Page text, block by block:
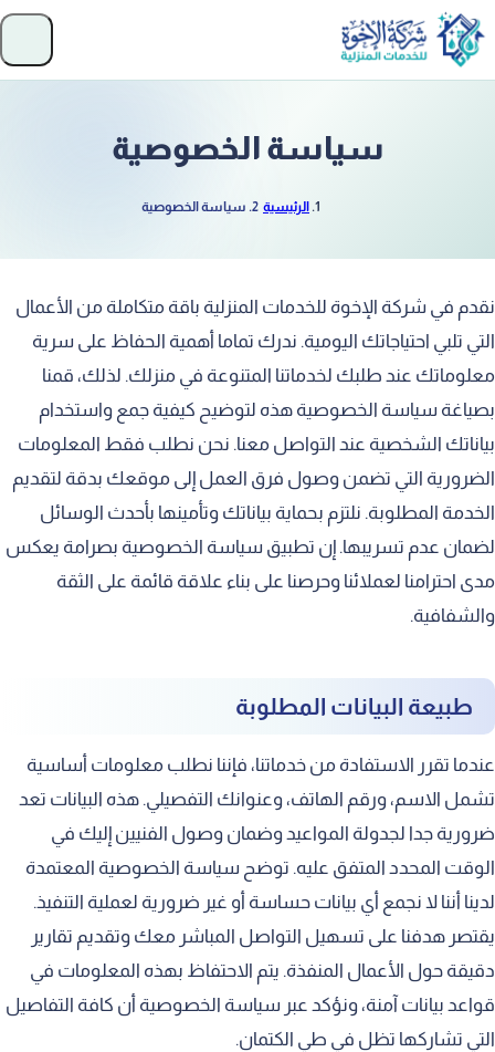
تخطَّ إلى المحتوى
سياسة الخصوصية
الرئيسية سياسة الخصوصية
نقدم في شركة الإخوة للخدمات المنزلية باقة متكاملة من الأعمال
التي تلبي احتياجاتك اليومية. ندرك تماما أهمية الحفاظ على سرية
معلوماتك عند طلبك لخدماتنا المتنوعة في منزلك. لذلك، قمنا
بصياغة سياسة الخصوصية هذه لتوضيح كيفية جمع واستخدام
بياناتك الشخصية عند التواصل معنا. نحن نطلب فقط المعلومات
الضرورية التي تضمن وصول فرق العمل إلى موقعك بدقة لتقديم
الخدمة المطلوبة. نلتزم بحماية بياناتك وتأمينها بأحدث الوسائل
لضمان عدم تسريبها. إن تطبيق سياسة الخصوصية بصرامة يعكس
مدى احترامنا لعملائنا وحرصنا على بناء علاقة قائمة على الثقة
والشفافية.
طبيعة البيانات المطلوبة
عندما تقرر الاستفادة من خدماتنا، فإننا نطلب معلومات أساسية
تشمل الاسم، ورقم الهاتف، وعنوانك التفصيلي. هذه البيانات تعد
ضرورية جدا لجدولة المواعيد وضمان وصول الفنيين إليك في
الوقت المحدد المتفق عليه. توضح سياسة الخصوصية المعتمدة
لدينا أننا لا نجمع أي بيانات حساسة أو غير ضرورية لعملية التنفيذ.
يقتصر هدفنا على تسهيل التواصل المباشر معك وتقديم تقارير
دقيقة حول الأعمال المنفذة. يتم الاحتفاظ بهذه المعلومات في
قواعد بيانات آمنة، ونؤكد عبر سياسة الخصوصية أن كافة التفاصيل
التي تشاركها تظل في طي الكتمان.